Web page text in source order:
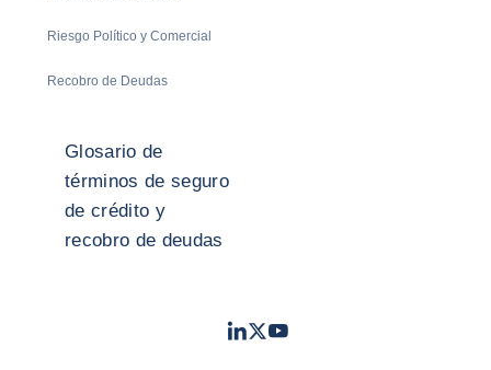
Riesgo Político y Comercial
Recobro de Deudas
Glosario de
términos de seguro
de crédito y
recobro de deudas
LinkedIn
TwitterYoutube